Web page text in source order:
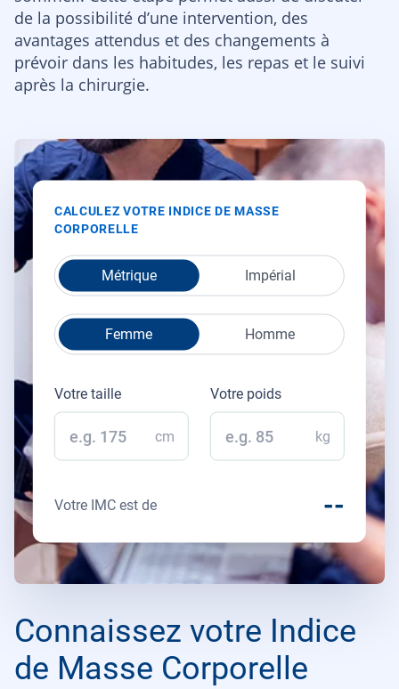
de la possibilité d’une intervention, des
avantages attendus et des changements à
prévoir dans les habitudes, les repas et le suivi
après la chirurgie.
CALCULEZ VOTRE INDICE DE MASSE
CORPORELLE
Métrique Impérial
Femme Homme
Votre taille
cm
Votre poids
kg
Votre IMC est de --
Connaissez votre Indice
de Masse Corporelle